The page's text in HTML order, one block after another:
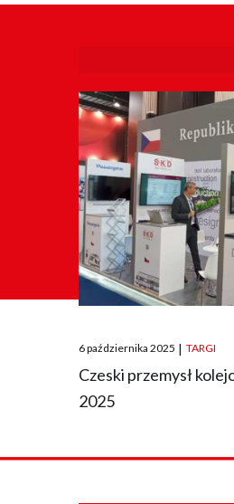
Posted
on
6 października 2025 | TARGI
Czeski przemysł
2025